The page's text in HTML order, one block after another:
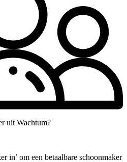
uit Wachtum?
in’ om een betaalbare schoonmaker